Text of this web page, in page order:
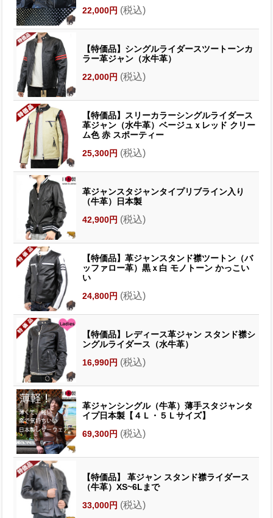
22,000円 (税込)
【特価品】シングルライダースツートーンカ
ラー革ジャン（水牛革）
22,000円 (税込)
【特価品】スリーカラーシングルライダース
革ジャン（水牛革）ベージュｘレッド クリー
ム色 赤 スポーティー
25,300円 (税込)
革ジャンスタジャンタイプリブライン入り
（牛革）日本製
42,900円 (税込)
【特価品】革ジャンスタンド襟ツートン（バ
ッファロー革）黒ｘ白 モノトーン かっこい
い
24,800円 (税込)
【特価品】レディース革ジャン スタンド襟シ
ングルライダース（水牛革）
16,990円 (税込)
革ジャンシングル（牛革）薄手スタジャンタ
イプ日本製【４Ｌ・５Ｌサイズ】
69,300円 (税込)
【特価品】 革ジャン スタンド襟ライダース
（牛革）XS~6Lまで
33,000円 (税込)